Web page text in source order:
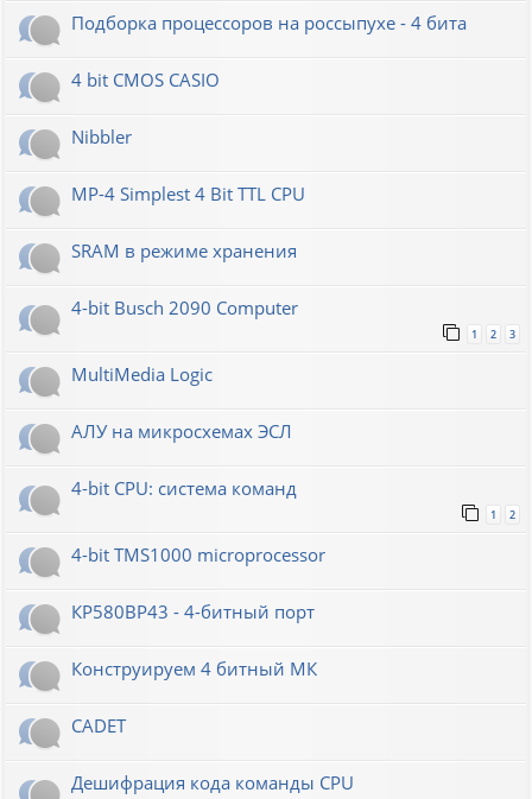
Подборка процессоров на россыпухе - 4 бита
4 bit CMOS CASIO
Nibbler
MP-4 Simplest 4 Bit TTL CPU
SRAM в режиме хранения
4-bit Busch 2090 Computer
1 2 3
MultiMedia Logic
АЛУ на микросхемах ЭСЛ
4-bit CPU: система команд
1 2
4-bit TMS1000 microprocessor
КР580ВР43 - 4-битный порт
Конструируем 4 битный МК
CADET
Дешифрация кода команды CPU